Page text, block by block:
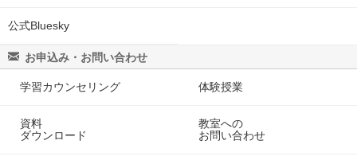
公式Bluesky
お申込み・お問い合わせ
学習カウンセリング 体験授業
資料
ダウンロード
教室への
お問い合わせ